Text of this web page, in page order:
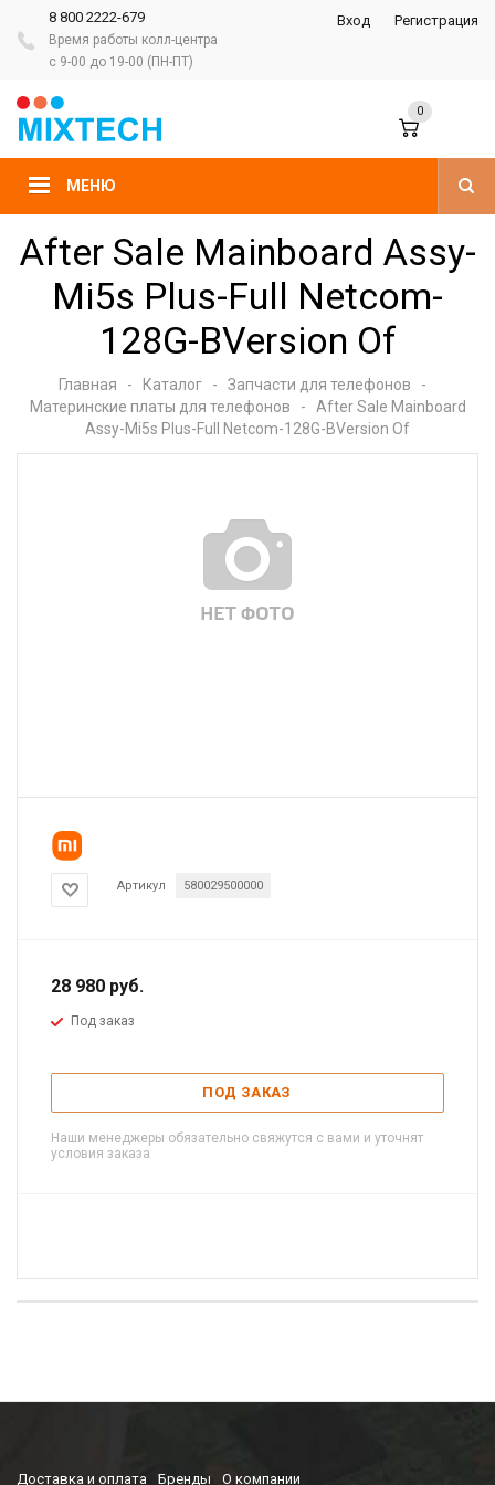
8 800 2222-679
Время работы колл-центра
с 9-00 до 19-00 (ПН-ПТ)
Вход Регистрация
МЕНЮ
0
After Sale Mainboard Assy-
Mi5s Plus-Full Netcom-
128G-BVersion Of
Главная - Каталог - Запчасти для телефонов
-
Материнские платы для телефонов
-
After Sale Mainboard
Assy-Mi5s Plus-Full Netcom-128G-BVersion Of
Артикул 580029500000
28 980 руб.
Под заказ
ПОД ЗАКАЗ
Наши менеджеры обязательно свяжутся с вами и уточнят
условия заказа
Доставка и оплата Бренды О компании